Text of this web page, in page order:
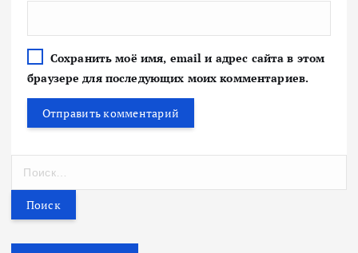
Сохранить моё имя, email и адрес сайта в этом
браузере для последующих моих комментариев.
т